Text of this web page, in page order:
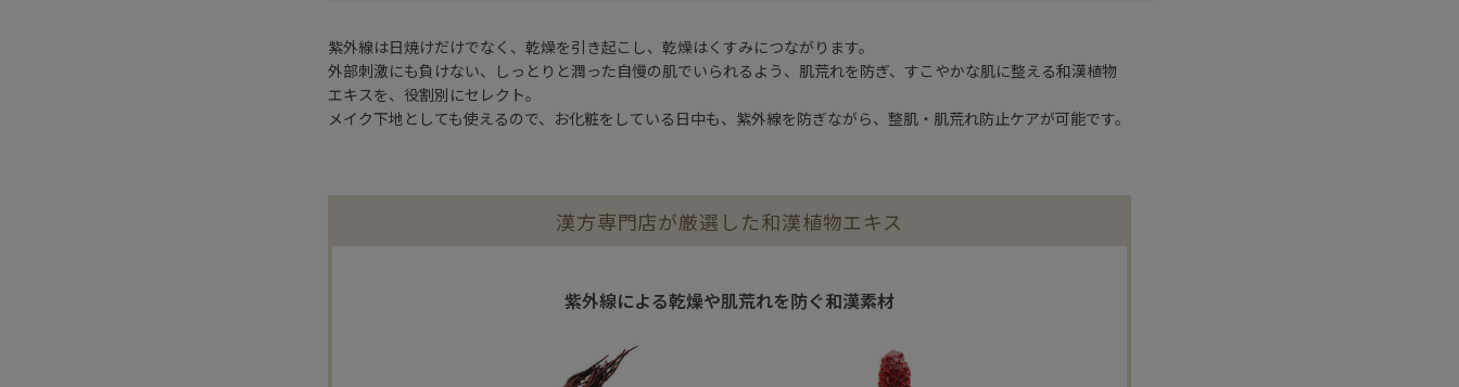
紫外線は日焼けだけでなく、乾燥を引き起こし、乾燥はくすみにつながります。
外部刺激にも負けない、しっとりと潤った自慢の肌でいられるよう、肌荒れを防ぎ、すこやかな肌に整える和漢植物
エキスを、役割別にセレクト。
メイク下地としても使えるので、お化粧をしている日中も、紫外線を防ぎながら、整肌・肌荒れ防止ケアが可能です。
漢方専門店が厳選した和漢植物エキス
紫外線による乾燥や肌荒れを防ぐ和漢素材